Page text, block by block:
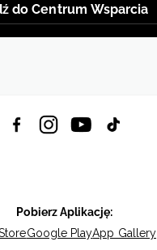
do Centrum Wsparcia
Pobierz Aplikację:
Google PlayApp Gallery